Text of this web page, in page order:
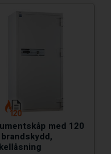
med 120